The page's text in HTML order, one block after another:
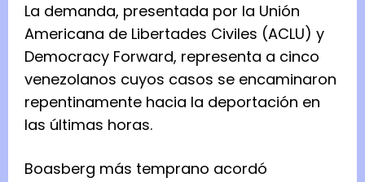
La demanda, presentada por la Unión
Americana de Libertades Civiles (ACLU) y
Democracy Forward, representa a cinco
venezolanos cuyos casos se encaminaron
repentinamente hacia la deportación en
las últimas horas.
Boasberg más temprano acordó